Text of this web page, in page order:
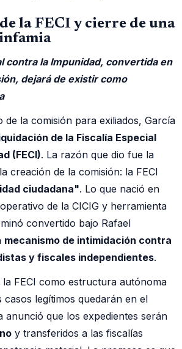
la FECI y cierre de una
contra la Impunidad, convertida en
dejará de existir como
de la comisión para exiliados, García
de la Fiscalía Especial
(FECI). La razón que dio fue la
creación de la comisión: la FECI
ciudadana". Lo que nació en
de la CICIG y herramienta
convertido bajo Rafael
mecanismo de intimidación contra
y fiscales independientes.
la FECI como estructura autónoma
casos legítimos quedarán en el
anunció que los expedientes serán
y transferidos a las fiscalías